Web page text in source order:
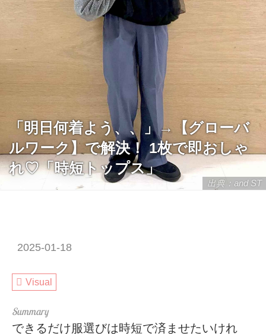
出典：and ST
「明日何着よう、、」→【グローバ
ルワーク】で解決！ 1枚で即おしゃ
れ♡「時短トップス」
2025-01-18
Visual
できるだけ服選びは時短で済ませたいけれ